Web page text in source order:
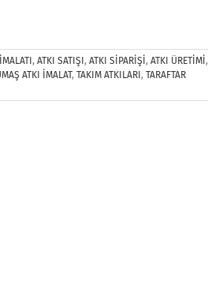
, ATKI SATIŞI, ATKI SİPARİŞİ, ATKI ÜRETİMİ,
ATKI İMALAT, TAKIM ATKILARI, TARAFTAR